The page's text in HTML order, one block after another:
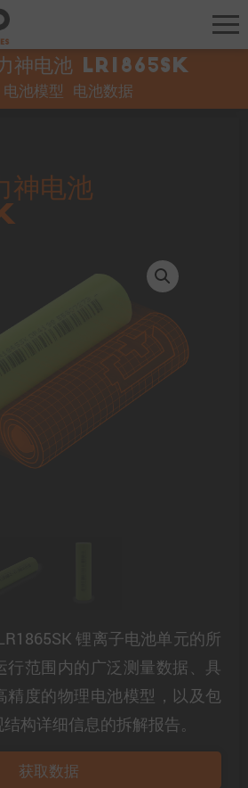
神电池 LR1865SK
电池模型 电池数据
电池
锂离子电池单元的所
行范围内的广泛测量数据、具
精度的物理电池模型，以及包
构详细信息的拆解报告。
获取数据